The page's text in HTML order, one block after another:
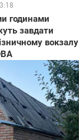
годинами
завдати
вокзалу